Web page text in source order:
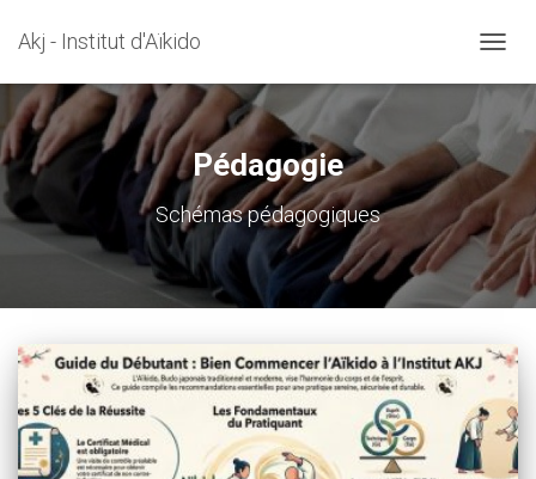
Akj - Institut d'Aïkido
Pédagogie
Schémas pédagogiques